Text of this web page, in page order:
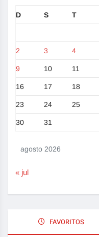
agosto 2026
D S T
2 3 4
9 10 11
16 17 18
23 24 25
30 31
« jul
FAVORITOS